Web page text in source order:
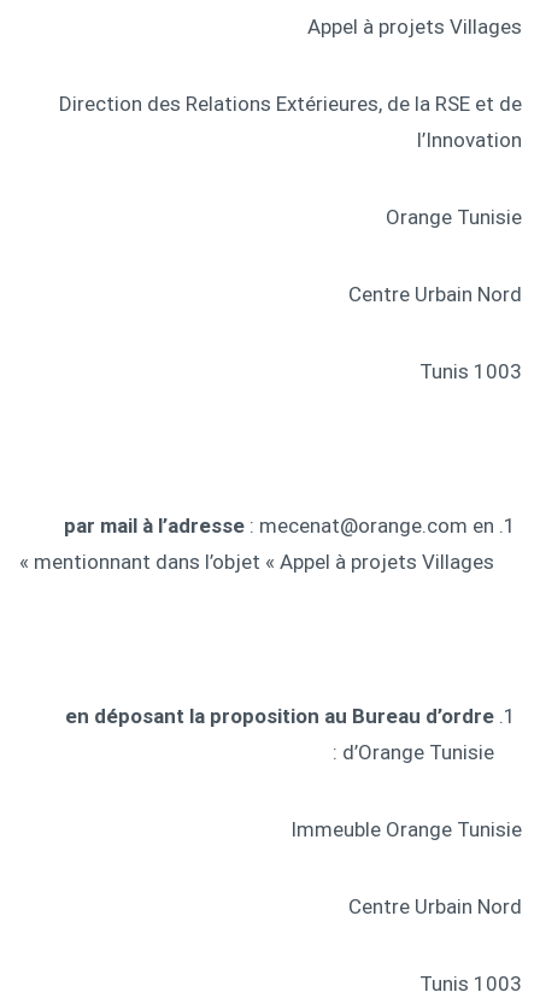
Appel à projets Villages
Direction des Relations Extérieures, de la RSE et de
l’Innovation
Orange Tunisie
Centre Urbain Nord
1003 Tunis
par mail à l’adresse : mecenat@orange.com en
mentionnant dans l’objet « Appel à projets Villages »
en déposant la proposition au Bureau d’ordre
d’Orange Tunisie :
Immeuble Orange Tunisie
Centre Urbain Nord
1003 Tunis